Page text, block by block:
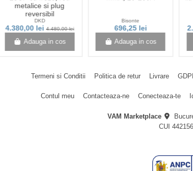
metalice si plug
reversibil
DKD
4.380,00 lei4.480,00 lei
Adauga in cos
Bisonte
696,25 lei
Adauga in cos
Termeni si Conditii Politica de retur Livrare
Contul meu Contacteaza-ne Conecteaza-te
VAM Marketplace
CUI